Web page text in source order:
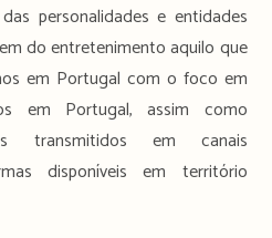
personalidades e entidades
do entretenimento aquilo que
em Portugal com o foco em
em Portugal, assim como
transmitidos em canais
disponíveis em território